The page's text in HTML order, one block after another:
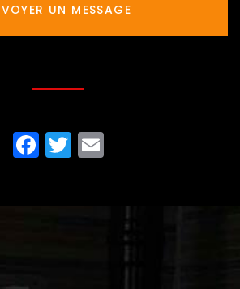
UN MESSAGE
Facebook
Twitter